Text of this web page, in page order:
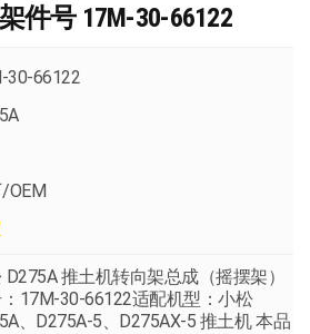
件号 17M-30-66122
30-66122
OEM
D275A 推土机转向架总成（摇摆架）
17M-30-66122适配机型：小松
、D275A-5、D275AX-5 推土机 本品